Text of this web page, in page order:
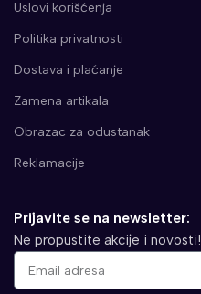
Uslovi korišćenja
Politika privatnosti
Dostava i plaćanje
Zamena artikala
Obrazac za odustanak
Reklamacije
Prijavite se na newsletter:
Ne propustite akcije i novosti!